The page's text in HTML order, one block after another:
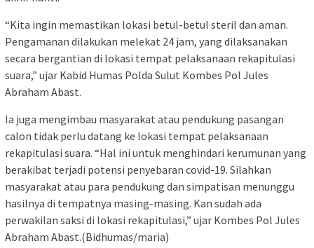
“Kita ingin memastikan lokasi betul-betul steril dan aman.
Pengamanan dilakukan melekat 24 jam, yang dilaksanakan
secara bergantian di lokasi tempat pelaksanaan rekapitulasi
suara,” ujar Kabid Humas Polda Sulut Kombes Pol Jules
Abraham Abast.
Ia juga mengimbau masyarakat atau pendukung pasangan
calon tidak perlu datang ke lokasi tempat pelaksanaan
rekapitulasi suara. “Hal ini untuk menghindari kerumunan yang
berakibat terjadi potensi penyebaran covid-19. Silahkan
masyarakat atau para pendukung dan simpatisan menunggu
hasilnya di tempatnya masing-masing. Kan sudah ada
perwakilan saksi di lokasi rekapitulasi,” ujar Kombes Pol Jules
Abraham Abast.(Bidhumas/maria)